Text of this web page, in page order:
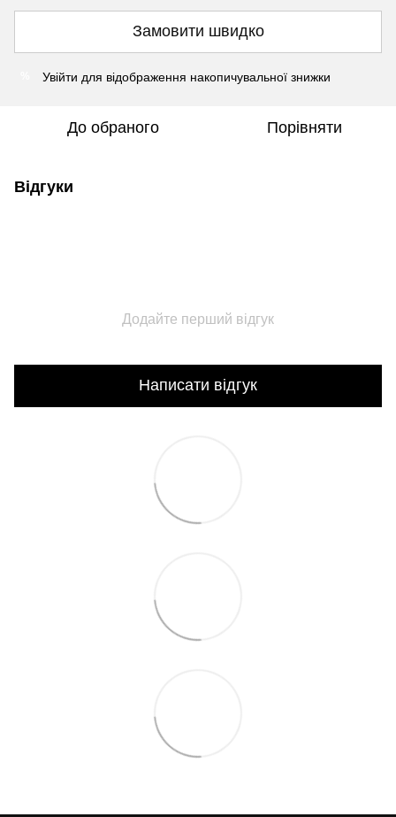
Замовити швидко
Увійти для відображення накопичувальної знижки
До обраного Порівняти
Відгуки
Додайте перший відгук
Написати відгук